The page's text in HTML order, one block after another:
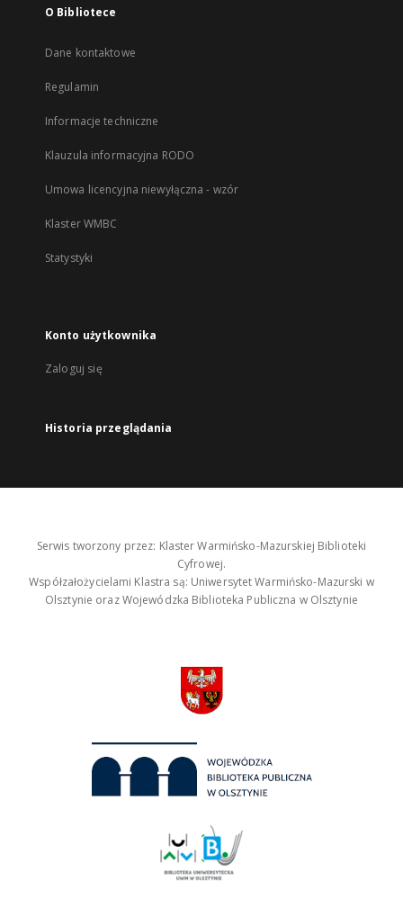
O Bibliotece
Dane kontaktowe
Regulamin
Informacje techniczne
Klauzula informacyjna RODO
Umowa licencyjna niewyłączna - wzór
Klaster WMBC
Statystyki
Konto użytkownika
Zaloguj się
Historia przeglądania
Serwis tworzony przez: Klaster Warmińsko-Mazurskiej Biblioteki
Cyfrowej.
Współzałożycielami Klastra są: Uniwersytet Warmińsko-Mazurski w
Olsztynie oraz Wojewódzka Biblioteka Publiczna w Olsztynie